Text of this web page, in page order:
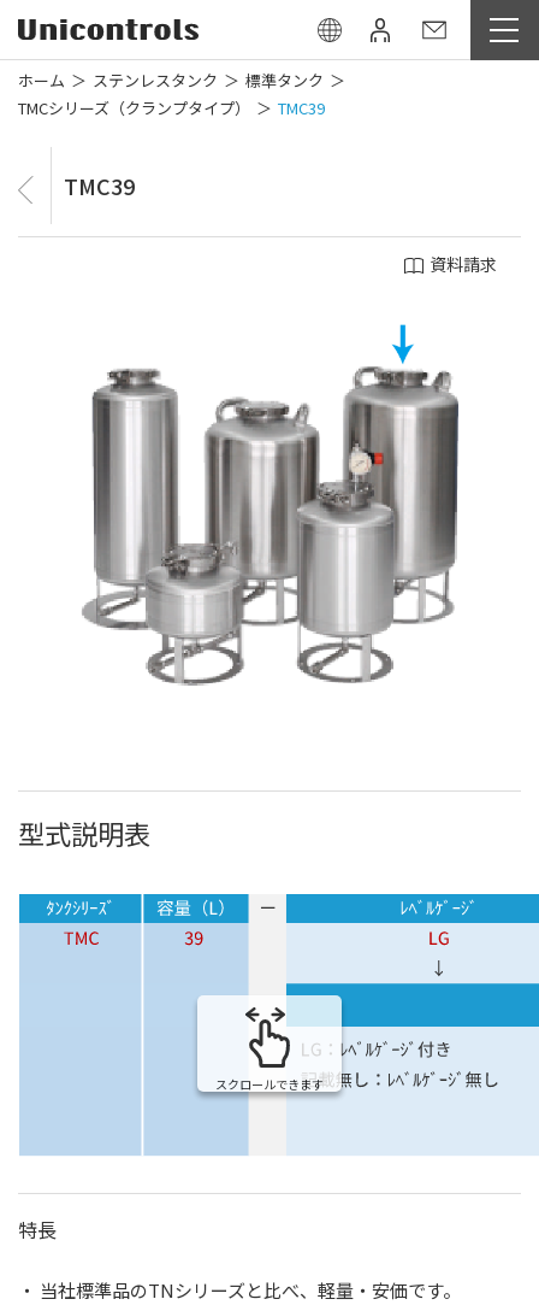
ホーム ステンレスタンク
標準タンク
TMCシリーズ（クランプタイプ）
TMC39
TMC39
資料請求
型式説明表
スクロールできます
特長
・ 当社標準品のTNシリーズと比べ、軽量・安価です。